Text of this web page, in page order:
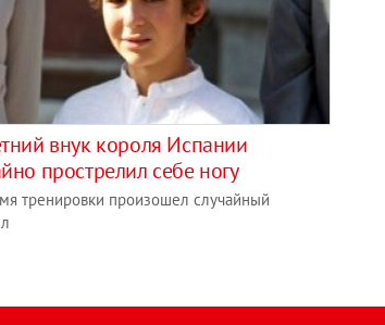
внук короля Испании
прострелил себе ногу
тренировки произошел случайный